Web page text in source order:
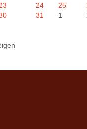
23 24 25
31 1